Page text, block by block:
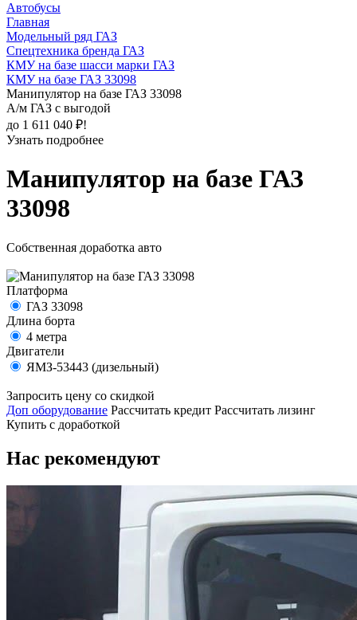
Автобусы
Главная
Модельный ряд ГАЗ
Спецтехника бренда ГАЗ
КМУ на базе шасси марки ГАЗ
КМУ на базе ГАЗ 33098
Манипулятор на базе ГАЗ 33098
А/м ГАЗ с выгодой
до 1 611 040 ₽!
Узнать подробнее
Манипулятор на базе ГАЗ
33098
Собственная доработка авто
Платформа
ГАЗ 33098
Длина борта
4 метра
Двигатели
ЯМЗ-53443 (дизельный)
Запросить цену со скидкой
Доп оборудование Рассчитать кредит Рассчитать лизинг
Купить с доработкой
Нас рекомендуют